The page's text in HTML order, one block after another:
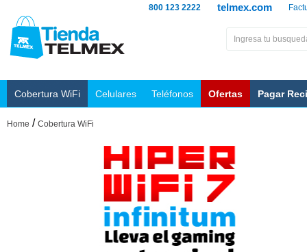
telmex.com
800 123 2222
Cobertura WiFi Celulares Teléfonos Ofertas Pagar
Home / Cobertura WiFi